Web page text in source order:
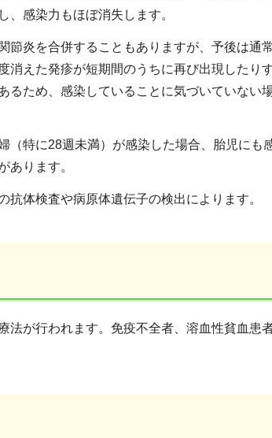
、感染力もほぼ消失します。
炎を合併することもありますが、予後は通
えた発疹が短期間のうちに再び出現したり
ため、感染していることに気づいていない
特に28週未満）が感染した場合、胎児にも
あります。
体検査や病原体遺伝子の検出によります。
が行われます。免疫不全者、溶血性貧血患